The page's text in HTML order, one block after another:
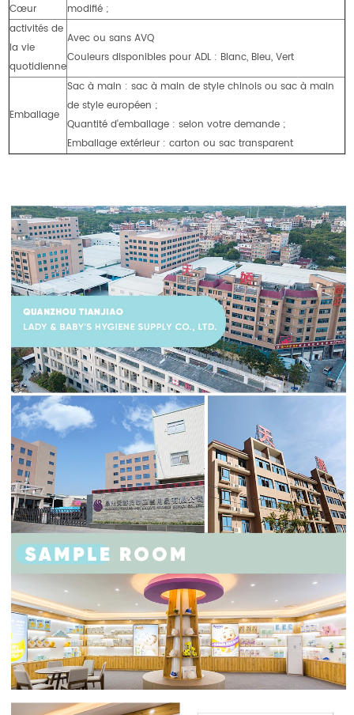
Cœur
modifié ;
activités de
la vie
quotidienne
Avec ou sans AVQ
Couleurs disponibles pour ADL : Blanc, Bleu, Vert
Emballage
Sac à main : sac à main de style chinois ou sac à main
de style européen ;
Quantité d'emballage : selon votre demande ;
Emballage extérieur : carton ou sac transparent